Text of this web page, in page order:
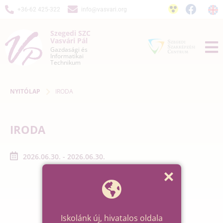
+36-62 425-322 info@vasvari.org
Szegedi SZC
Vasvári Pál
Gazdasági és
Informatikai
Technikum
NYITÓLAP IRODA
IRODA
2026.06.30. - 2026.06.30.
Iskolánk új, hivatalos oldala